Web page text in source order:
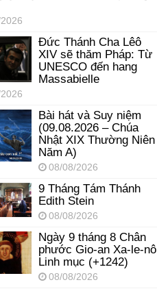
Đức Thánh Cha Lêô
XIV sẽ thăm Pháp: Từ
UNESCO đến hang
Massabielle
Bài hát và Suy niệm
(09.08.2026 – Chúa
Nhật XIX Thường Niên
Năm A)
08/08/2026
9 Tháng Tám Thánh
Edith Stein
08/08/2026
Ngày 9 tháng 8 Chân
phước Gio-an Xa-le-nô
Linh mục (+1242)
08/08/2026